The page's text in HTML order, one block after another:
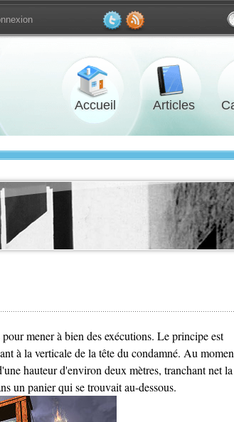
Accueil Articles
mener à bien des exécutions. Le principe est
à la verticale de la tête du condamné. Au
hauteur d'environ deux mètres, tranchant net la
un panier qui se trouvait au-dessous.